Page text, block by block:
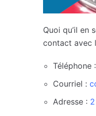
Quoi qu’il en
contact avec
Téléphone :
Courriel :
Adresse :